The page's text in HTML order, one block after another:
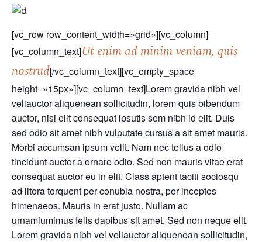
[vc_row row_content_width=»grid»][vc_column]
[vc_column_text]Ut enim ad minim veniam, quis
nostrud[/vc_column_text][vc_empty_space
height=»15px»][vc_column_text]Lorem gravida nibh vel
veliauctor aliquenean sollicitudin, lorem quis bibendum
auctor, nisi elit consequat ipsutis sem nibh id elit. Duis
sed odio sit amet nibh vulputate cursus a sit amet mauris.
Morbi accumsan ipsum velit. Nam nec tellus a odio
tincidunt auctor a ornare odio. Sed non mauris vitae erat
consequat auctor eu in elit. Class aptent taciti sociosqu
ad litora torquent per conubia nostra, per inceptos
himenaeos. Mauris in erat justo. Nullam ac
urnamiumimus felis dapibus sit amet. Sed non neque elit.
Lorem gravida nibh vel veliauctor aliquenean sollicitudin,